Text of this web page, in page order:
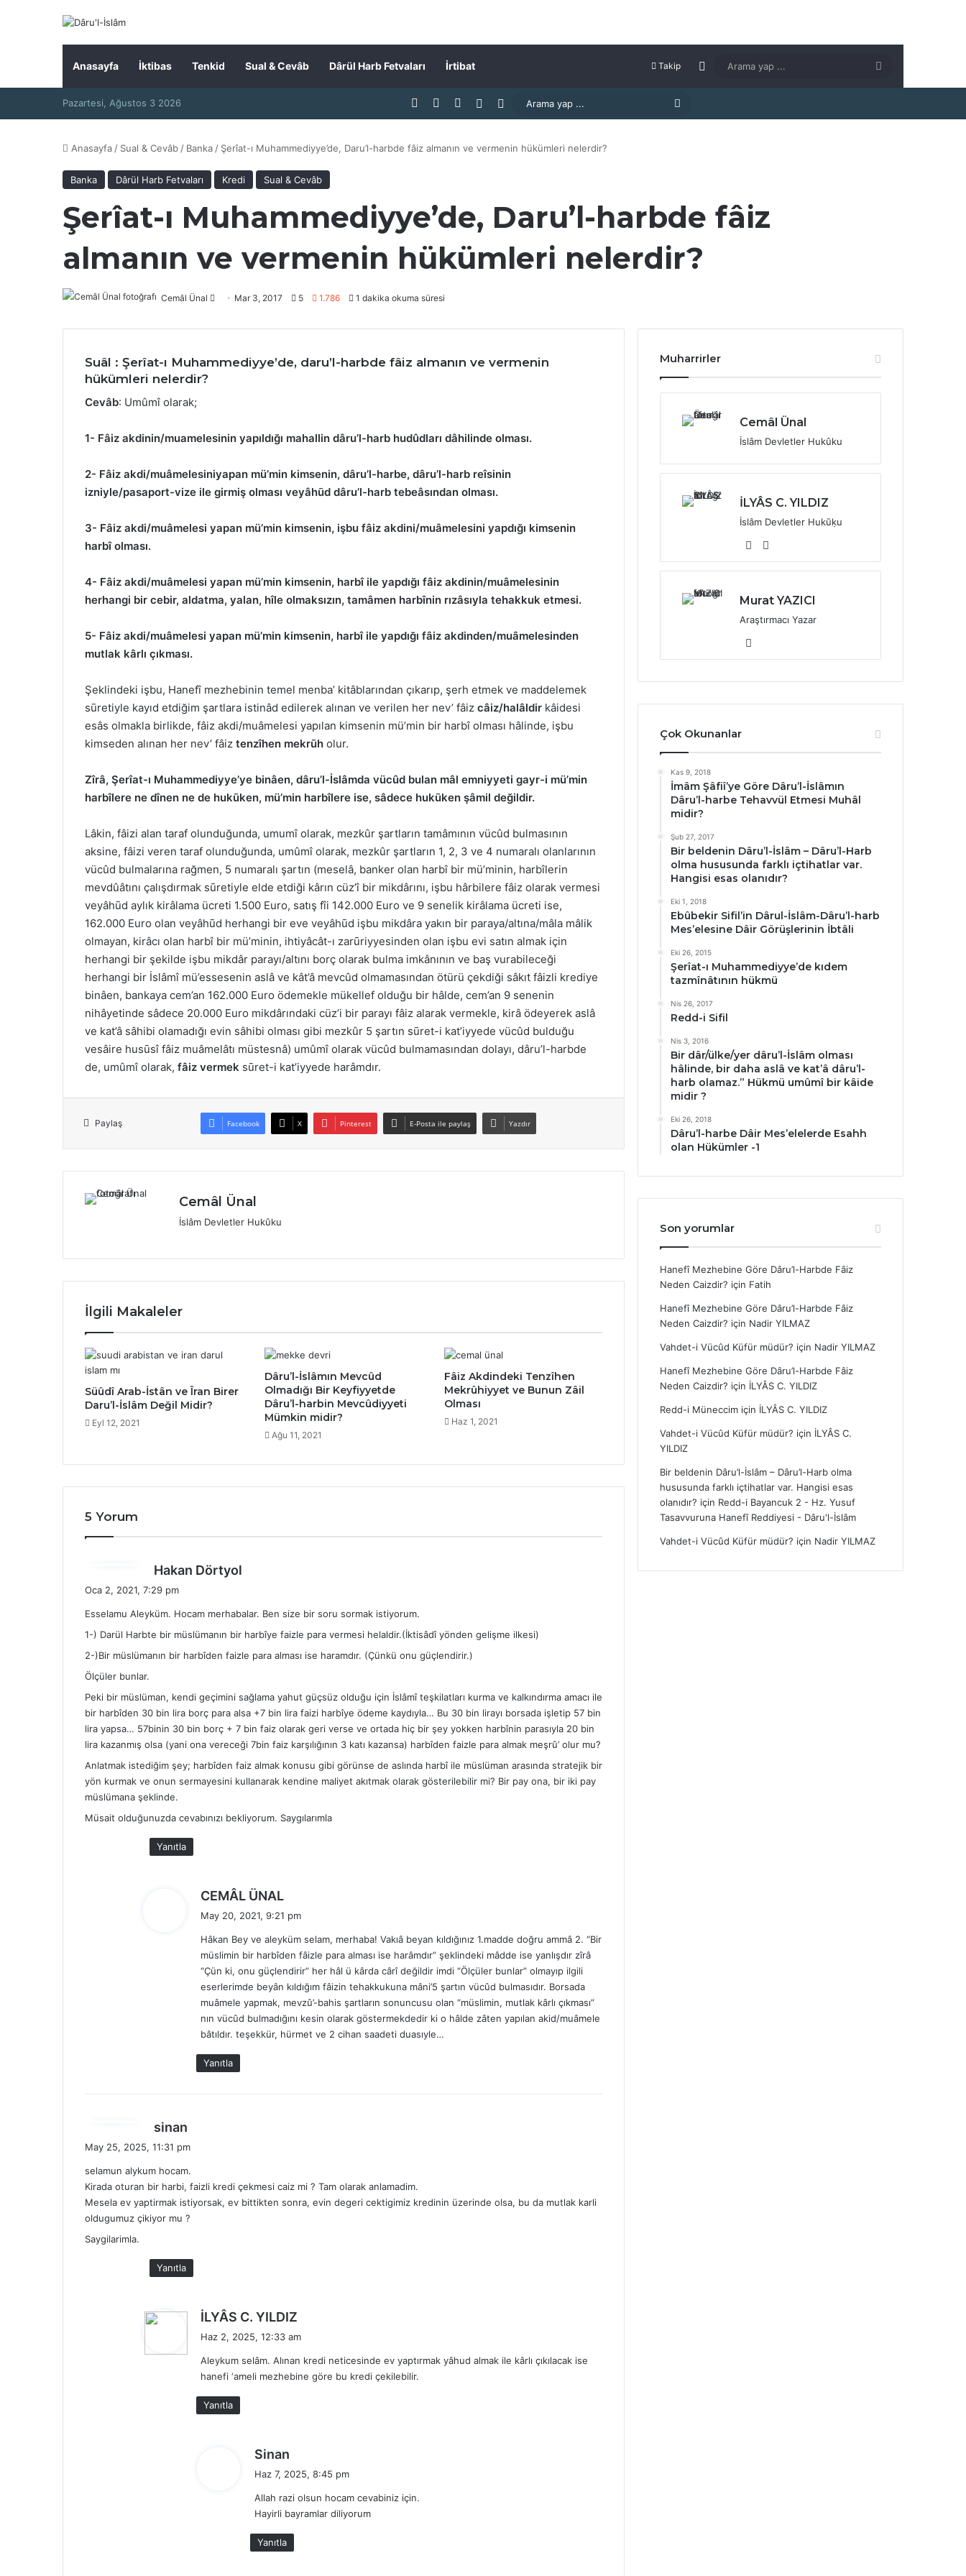
Anasayfa İktibas Tenkid Sual & Cevâb Dârül Harb Fetvaları İrtibat Takip Kenar Bölmesi
Arama
...
Pazartesi, Ağustos 3 2026 Facebook YouTubeRastgele Makale
Kenar Bölmesi
Arama
Anasayfa / Sual & Cevâb / Banka / Şerîat-ı Muhammediyye’de, Daru’l-harbde fâiz almanın ve vermenin hükümleri nelerdir?
Banka Dârül Harb Fetvaları Kredi Sual & Cevâb
Şerîat-ı Muhammediyye’de, Daru’l-harbde fâiz
almanın ve vermenin hükümleri nelerdir?
Cemâl Ünal
posta
Mar 3, 2017 5 1.786 1 dakika okuma süresi
Suâl : Şerîat-ı Muhammediyye’de, daru’l-harbde fâiz almanın ve vermenin
hükümleri nelerdir?
Cevâb: Umûmî olarak;
1- Fâiz akdinin/muamelesinin yapıldığı mahallin dâru’l-harb hudûdları dâhilinde olması.
2- Fâiz akdi/muâmelesiniyapan mü’min kimsenin, dâru’l-harbe, dâru’l-harb reîsinin
izniyle/pasaport-vize ile girmiş olması veyâhūd dâru’l-harb tebeâsından olması.
3- Fâiz akdi/muâmelesi yapan mü’min kimsenin, işbu fâiz akdini/muâmelesini yapdığı kimsenin
harbî olması.
4- Fâiz akdi/muâmelesi yapan mü’min kimsenin, harbî ile yapdığı fâiz akdinin/muâmelesinin
herhangi bir cebir, aldatma, yalan, hîle olmaksızın, tamâmen harbînin rızâsıyla tehakkuk etmesi.
5- Fâiz akdi/muâmelesi yapan mü’min kimsenin, harbî ile yapdığı fâiz akdinden/muâmelesinden
mutlak kârlı çıkması.
Şeklindeki işbu, Hanefî mezhebinin temel menba’ kitâblarından çıkarıp, şerh etmek ve maddelemek
sūretiyle kayıd etdiğim şartlara istinâd edilerek alınan ve verilen her nev’ fâiz câiz/halâldir kâidesi
esâs olmakla birlikde, fâiz akdi/muâmelesi yapılan kimsenin mü’min bir harbî olması hâlinde, işbu
kimseden alınan her nev’ fâiz tenzîhen mekrūh olur.
Zîrâ, Şerîat-ı Muhammediyye’ye binâen, dâru’l-İslâmda vücûd bulan mâl emniyyeti gayr-i mü’min
harbîlere ne dînen ne de hukūken, mü’min harbîlere ise, sâdece hukūken şâmil değildir.
Lâkin, fâizi alan taraf olunduğunda, umumî olarak, mezkûr şartların tamâmının vücûd bulmasının
aksine, fâizi veren taraf olunduğunda, umûmî olarak, mezkûr şartların 1, 2, 3 ve 4 numaralı olanlarının
vücûd bulmalarına rağmen, 5 numaralı şartın (meselâ, banker olan harbî bir mü’minin, harbîlerin
mevdûâtını çalışdırmak sūretiyle elde etdiği kârın cüz’î bir mikdârını, işbu hârbilere fâiz olarak vermesi
veyâhūd aylık kirâlama ücreti 1.500 Euro, satış fîi 142.000 Euro ve 9 senelik kirâlama ücreti ise,
162.000 Euro olan veyâhūd herhangi bir eve veyâhūd işbu mikdâra yakın bir paraya/altına/mâla mâlik
olmayan, kirâcı olan harbî bir mü’minin, ihtiyâcât-ı zarūriyyesinden olan işbu evi satın almak için
herhangi bir şekilde işbu mikdâr parayı/altını borç olarak bulma imkânının ve baş vurabileceği
herhangi bir İslâmî mü’essesenin aslâ ve kât’â mevcûd olmamasından ötürü çekdiği sâkıt fâizli krediye
binâen, bankaya cem’an 162.000 Euro ödemekle mükellef olduğu bir hâlde, cem’an 9 senenin
nihâyetinde sâdece 20.000 Euro mikdârındaki cüz’i bir parayı fâiz alarak vermekle, kirâ ödeyerek aslâ
ve kat’â sâhibi olamadığı evin sâhibi olması gibi mezkûr 5 şartın sūret-i kat’iyyede vücûd bulduğu
vesâire husūsî fâiz muâmelâtı müstesnâ) umûmî olarak vücûd bulmamasından dolayı, dâru’l-harbde
de, umûmî olarak, fâiz vermek sūret-i kat’iyyede harâmdır.
Paylaş Facebook X Pinterest E-Posta ile paylaş Yazdır
Cemâl Ünal
İslâm Devletler Hukûku
İlgili Makaleler
Süûdî Arab-İstân ve Îran Birer
Daru’l-İslâm Değil Midir?
Eyl 12, 2021
Dâru’l-İslâmın Mevcûd
Olmadığı Bir Keyfiyyetde
Dâru’l-harbin Mevcûdiyyeti
Mümkin midir?
Ağu 11, 2021
Fâiz Akdindeki Tenzîhen
Mekrûhiyyet ve Bunun Zâil
Olması
Haz 1, 2021
5 Yorum
Hakan Dörtyol
i
k
i
Oca 2, 2021, 7:29 pm
Esselamu Aleyküm. Hocam merhabalar. Ben size bir soru sormak istiyorum.
1-) Darül Harbte bir müslümanın bir harbîye faizle para vermesi helaldir.(İktisâdî yönden gelişme ilkesi)
2-)Bir müslümanın bir harbîden faizle para alması ise haramdır. (Çünkü onu güçlendirir.)
Ölçüler bunlar.
Peki bir müslüman, kendi geçimini sağlama yahut güçsüz olduğu için İslâmî teşkilatları kurma ve kalkındırma amacı ile
bir harbîden 30 bin lira borç para alsa +7 bin lira faizi harbîye ödeme kaydıyla… Bu 30 bin lirayı borsada işletip 57 bin
lira yapsa… 57binin 30 bin borç + 7 bin faiz olarak geri verse ve ortada hiç bir şey yokken harbînin parasıyla 20 bin
lira kazanmış olsa (yani ona vereceği 7bin faiz karşılığının 3 katı kazansa) harbîden faizle para almak meşrû’ olur mu?
Anlatmak istediğim şey; harbîden faiz almak konusu gibi görünse de aslında harbî ile müslüman arasında stratejik bir
yön kurmak ve onun sermayesini kullanarak kendine maliyet akıtmak olarak gösterilebilir mi? Bir pay ona, bir iki pay
müslümana şeklinde.
Müsait olduğunuzda cevabınızı bekliyorum. Saygılarımla
Yanıtla
CEMÂL ÜNAL
i
k
i
May 20, 2021, 9:21 pm
Hâkan Bey ve aleyküm selam, merhaba! Vakıâ beyan kıldığınız 1.madde doğru ammâ 2. “Bir
müslimin bir harbîden fâizle para alması ise harâmdır” şeklindeki mâdde ise yanlışdır zîrâ
“Çün ki, onu güçlendirir” her hâl ü kârda cârî değildir imdi “Ölçüler bunlar” olmayıp ilgili
eserlerimde beyân kıldığım fâizin tehakkukuna mâni’5 şartın vücûd bulmasıdır. Borsada
muâmele yapmak, mevzû’-bahis şartların sonuncusu olan “müslimin, mutlak kârlı çıkması”
nın vücûd bulmadığını kesin olarak göstermekdedir ki o hâlde zâten yapılan akid/muâmele
bâtıldır. teşekkür, hürmet ve 2 cihan saadeti duasıyle…
Yanıtla
sinan
i
k
i
:
May 25, 2025, 11:31 pm
selamun alykum hocam.
Kirada oturan bir harbi, faizli kredi çekmesi caiz mi ? Tam olarak anlamadim.
Mesela ev yaptirmak istiyorsak, ev bittikten sonra, evin degeri cektigimiz kredinin üzerinde olsa, bu da mutlak karli
oldugumuz çikiyor mu ?
Saygilarimla.
Yanıtla
İLYÂS C. YILDIZ
i
k
Haz 2, 2025, 12:33 am
Aleykum selâm. Alınan kredi neticesinde ev yaptırmak yâhud almak ile kârlı çıkılacak ise
hanefi ‘ameli mezhebine göre bu kredi çekilebilir.
Yanıtla
Sinan
e
i
k
i
:
Haz 7, 2025, 8:45 pm
Allah razi olsun hocam cevabiniz için.
Hayirli bayramlar diliyorum
Yanıtla
Muharrirler
Cemâl Ünal
İslâm Devletler Hukûku
İLYÂS C. YILDIZ
İslâm Devletler Hukūḳu
X
Murat YAZICI
Araştırmacı Yazar
sitesi
Çok Okunanlar
Kas 9, 2018
İmâm Şâfiî’ye Göre Dâru’l-İslâmın
Dâru’l-harbe Tehavvül Etmesi Muhâl
midir?
Şub 27, 2017
Bir beldenin Dâru’l-İslâm – Dâru’l-Harb
olma hususunda farklı içtihatlar var.
Hangisi esas olanıdır?
Eki 1, 2018
Ebûbekir Sifil’in Dârul-İslâm-Dâru’l-harb
Mes’elesine Dâir Görüşlerinin İbtâli
Eki 26, 2015
Şerîat-ı Muhammediyye’de kıdem
tazmînâtının hükmü
Nis 26, 2017
Redd-i Sifil
Nis 3, 2016
Bir dâr/ülke/yer dâru’l-İslâm olması
hâlinde, bir daha aslâ ve kat’â dâru’l-
harb olamaz.” Hükmü umûmî bir kâide
midir ?
Eki 26, 2018
Dâru’l-harbe Dâir Mes’elelerde Esahh
olan Hükümler -1
Son yorumlar
Hanefî Mezhebine Göre Dâru’l-Harbde Fâiz
Neden Caizdir? için Fatih
Hanefî Mezhebine Göre Dâru’l-Harbde Fâiz
Neden Caizdir? için Nadir YILMAZ
Vahdet-i Vücûd Küfür müdür? için Nadir YILMAZ
Hanefî Mezhebine Göre Dâru’l-Harbde Fâiz
Neden Caizdir? için İLYÂS C. YILDIZ
Redd-i Müneccim için İLYÂS C. YILDIZ
Vahdet-i Vücûd Küfür müdür? için İLYÂS C.
YILDIZ
Bir beldenin Dâru’l-İslâm – Dâru’l-Harb olma
hususunda farklı içtihatlar var. Hangisi esas
olanıdır? için Redd-i Bayancuk 2 - Hz. Yusuf
Tasavvuruna Hanefî Reddiyesi - Dâru'l-İslâm
Vahdet-i Vücûd Küfür müdür? için Nadir YILMAZ